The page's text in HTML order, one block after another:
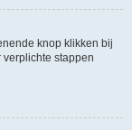
knop klikken bij
verplichte stappen